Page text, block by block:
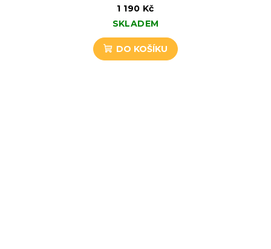
1 190 Kč
SKLADEM
DO KOŠÍKU